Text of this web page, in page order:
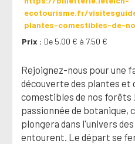
ecotourisme.fr/
plantes-comestibles-de-
Prix
De 5.00 € à 7.50 €
Rejoignez-nous pour une
découverte des plantes et
comestibles de nos forêts
passionnée de botanique,
plongera dans l'univers
entourent. Le départ se